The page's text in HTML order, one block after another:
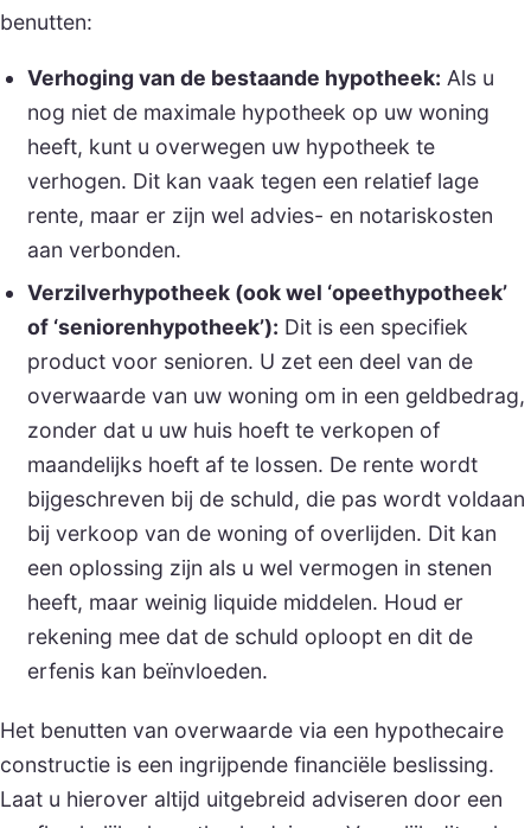
benutten:
Verhoging van de bestaande hypotheek: Als u
nog niet de maximale hypotheek op uw woning
heeft, kunt u overwegen uw hypotheek te
verhogen. Dit kan vaak tegen een relatief lage
rente, maar er zijn wel advies- en notariskosten
aan verbonden.
Verzilverhypotheek (ook wel ‘opeethypotheek’
of ‘seniorenhypotheek’): Dit is een specifiek
product voor senioren. U zet een deel van de
overwaarde van uw woning om in een geldbedrag,
zonder dat u uw huis hoeft te verkopen of
maandelijks hoeft af te lossen. De rente wordt
bijgeschreven bij de schuld, die pas wordt voldaan
bij verkoop van de woning of overlijden. Dit kan
een oplossing zijn als u wel vermogen in stenen
heeft, maar weinig liquide middelen. Houd er
rekening mee dat de schuld oploopt en dit de
erfenis kan beïnvloeden.
Het benutten van overwaarde via een hypothecaire
constructie is een ingrijpende financiële beslissing.
Laat u hierover altijd uitgebreid adviseren door een